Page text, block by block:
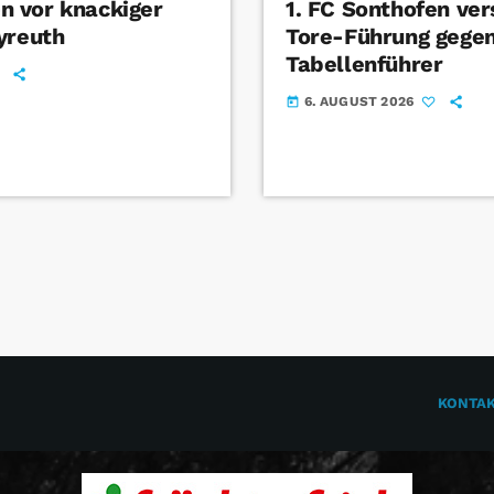
vor knackiger
1. FC Sonthofen
Tore-Führung
Tabellenführer
today 6. AUGUST 2026